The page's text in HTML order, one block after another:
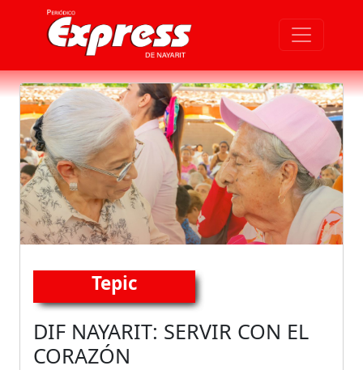
Tepic
DIF NAYARIT: SERVIR CON EL
CORAZÓN